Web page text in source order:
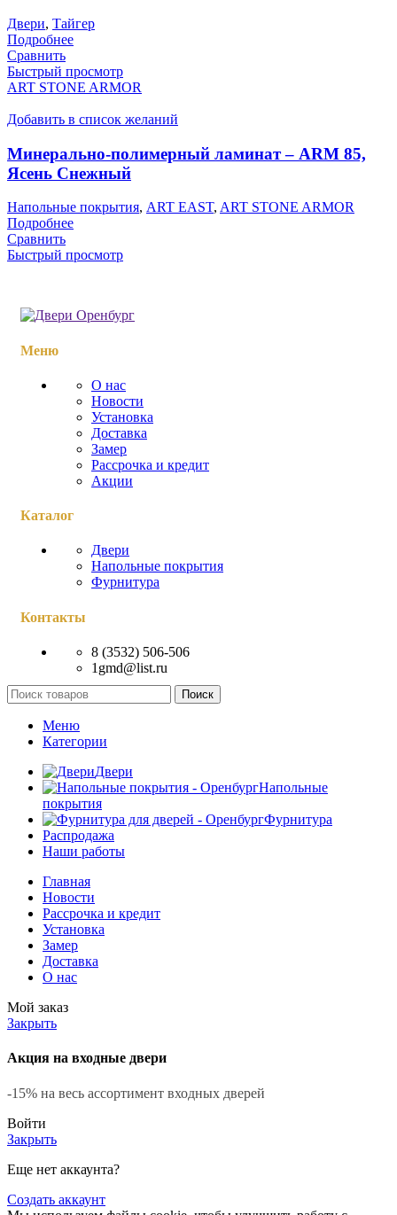
Двери, Тайгер
Подробнее
Сравнить
Быстрый просмотр
ART STONE ARMOR
Добавить в список желаний
Минерально-полимерный ламинат – ARM 85,
Ясень Снежный
Напольные покрытия, ART EAST, ART STONE ARMOR
Подробнее
Сравнить
Быстрый просмотр
Меню
О нас
Новости
Установка
Доставка
Замер
Рассрочка и кредит
Акции
Каталог
Двери
Напольные покрытия
Фурнитура
Контакты
8 (3532) 506-506
1gmd@list.ru
Поиск
Меню
Категории
Двери
Напольные
покрытия
Фурнитура
Распродажа
Наши работы
Главная
Новости
Рассрочка и кредит
Установка
Замер
Доставка
О нас
Мой заказ
Закрыть
Акция на входные двери
-15% на весь ассортимент входных дверей
Войти
Закрыть
Еще нет аккаунта?
Создать аккаунт